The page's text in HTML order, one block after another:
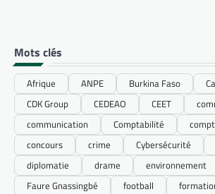
Mots clés
Afrique ANPE Burkina Faso
CDK Group
CEDEAO CEET
communication
Comptabilité
concours
crime Cybersécurité
diplomatie
drame
environnement
Faure Gnassingbé
football